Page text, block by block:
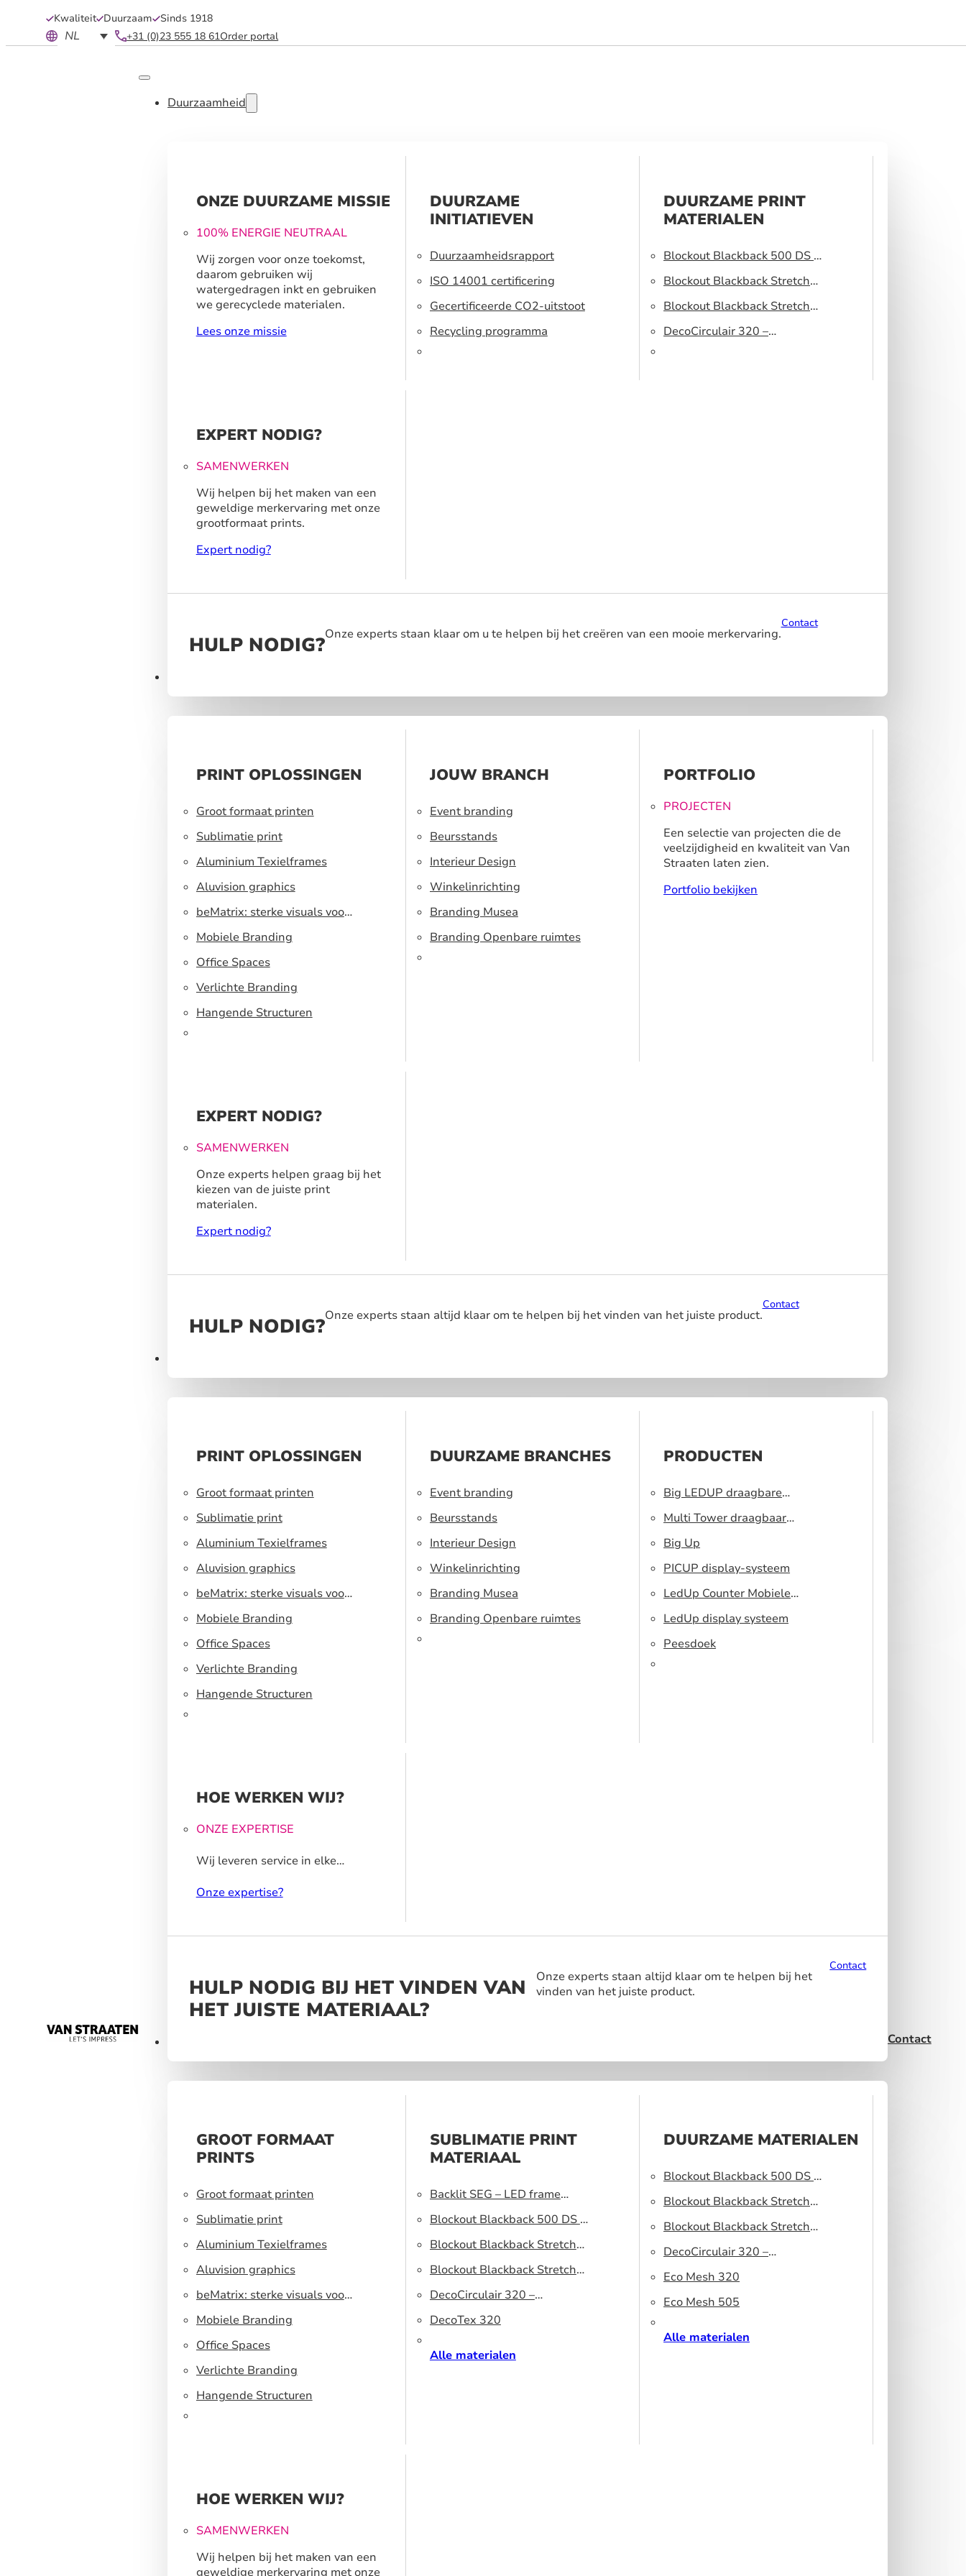
Kwaliteit Duurzaam Sinds 1918
NL +31 (0)23 555 18 61Order portal
Duurzaamheid
ONZE DUURZAME MISSIE
100% ENERGIE NEUTRAAL
Wij zorgen voor onze toekomst,
daarom gebruiken wij
watergedragen inkt en gebruiken
we gerecyclede materialen.
Lees onze missie
DUURZAME
INITIATIEVEN
Duurzaamheidsrapport
ISO 14001 certificering
Gecertificeerde CO2-uitstoot
Recycling programma
DUURZAME PRINT
MATERIALEN
Blockout Blackback 500 DS –
Lichtblokkerend peesdoek
Blockout Blackback Stretch
320 DS – Lichtblokkerend
peesdoek
Blockout Blackback Stretch
500 DS – Lichtblokkerend
DecoCirculair 320 –
EXPERT NODIG?
SAMENWERKEN
Wij helpen bij het maken van een
geweldige merkervaring met onze
grootformaat prints.
Expert nodig?
HULP NODIG?Onze experts staan klaar om u te helpen bij het creëren van een mooie merkervaring.
Contact
PRINT OPLOSSINGEN
Groot formaat printen
Sublimatie print
Aluminium Texielframes
Aluvision graphics
beMatrix: sterke visuals voor
een flexibel
standbouwsysteem
Mobiele Branding
Office Spaces
Verlichte Branding
Hangende Structuren
JOUW BRANCH
Event branding
Beursstands
Interieur Design
Winkelinrichting
Branding Musea
Branding Openbare ruimtes
PORTFOLIO
PROJECTEN
Een selectie van projecten die de
veelzijdigheid en kwaliteit van Van
Straaten laten zien.
Portfolio bekijken
EXPERT NODIG?
SAMENWERKEN
Onze experts helpen graag bij het
kiezen van de juiste print
materialen.
Expert nodig?
HULP NODIG?Onze experts staan altijd klaar om te helpen bij het vinden van het juiste product.
Contact
PRINT OPLOSSINGEN
Groot formaat printen
Sublimatie print
Aluminium Texielframes
Aluvision graphics
beMatrix: sterke visuals voor
een flexibel
standbouwsysteem
Mobiele Branding
Office Spaces
Verlichte Branding
Hangende Structuren
DUURZAME BRANCHES
Event branding
Beursstands
Interieur Design
Winkelinrichting
Branding Musea
Branding Openbare ruimtes
PRODUCTEN
Big LEDUP draagbare
lichtbak
Multi Tower draagbaar
display systeem
Big Up
PICUP display-systeem
LedUp Counter Mobiele
Toonbank
LedUp display systeem
Peesdoek
HOE WERKEN WIJ?
ONZE EXPERTISE
Wij leveren service in elke
stap van ons
Onze expertise?
HULP NODIG BIJ HET VINDEN VAN
HET JUISTE MATERIAAL?
Onze experts staan altijd klaar om te helpen bij het
vinden van het juiste product.
Contact
GROOT FORMAAT
PRINTS
Groot formaat printen
Sublimatie print
Aluminium Texielframes
Aluvision graphics
beMatrix: sterke visuals voor
een flexibel
standbouwsysteem
Mobiele Branding
Office Spaces
Verlichte Branding
Hangende Structuren
SUBLIMATIE PRINT
MATERIAAL
Backlit SEG – LED frame
peesdoek
Blockout Blackback 500 DS –
Lichtblokkerend peesdoek
Blockout Blackback Stretch
320 DS – Lichtblokkerend
peesdoek
Blockout Blackback Stretch
500 DS – Lichtblokkerend
peesdoek
DecoCirculair 320 –
Gerecycled polyester
DecoTex 320
Alle materialen
DUURZAME MATERIALEN
Blockout Blackback 500 DS –
Lichtblokkerend peesdoek
Blockout Blackback Stretch
320 DS – Lichtblokkerend
peesdoek
Blockout Blackback Stretch
500 DS – Lichtblokkerend
peesdoek
DecoCirculair 320 –
Gerecycled polyester
Eco Mesh 320
Eco Mesh 505
Alle materialen
HOE WERKEN WIJ?
SAMENWERKEN
Wij helpen bij het maken van een
geweldige merkervaring met onze
Contact